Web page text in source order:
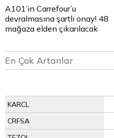
A101’in Carrefour’u
devralmasına şartlı onay! 48
mağaza elden çıkarılacak
En Çok Artanlar
KARCL
CRFSA